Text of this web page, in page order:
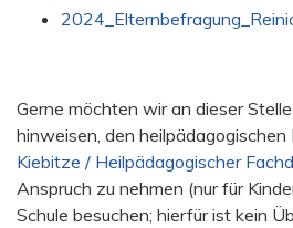
Gerne möchten wir an dieser
hinweisen, den heilpädagogischen
Kiebitze / Heilpädagogischer
Anspruch zu nehmen (nur für
Schule besuchen; hierfür ist kein